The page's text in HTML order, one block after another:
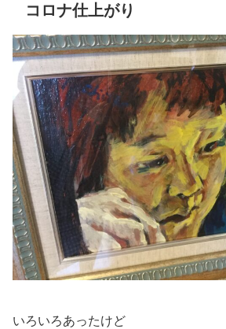
コロナ仕上がり
いろいろあったけど